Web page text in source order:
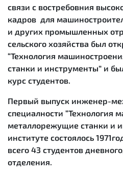
связи с востребовния
кадров для
и других промышленных
сельского хозяйства был
“Технология
станки и инструменты” и
курс студентов.
Первый выпуск инженер-
специалности “Технология
металлорежущие станки и
институте состоялось
всего 43 студентов
отделения.